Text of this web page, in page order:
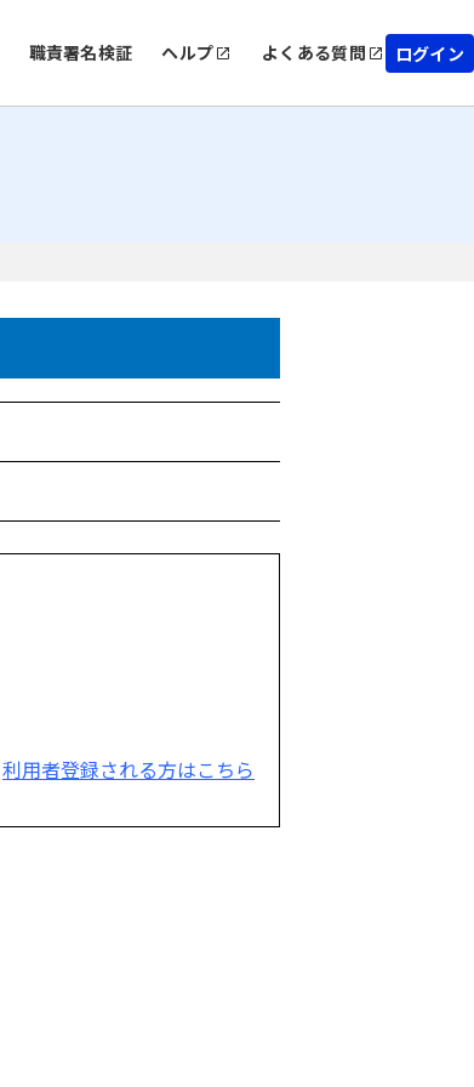
職責署名検証 ヘルプ よくある質問 ログイン
利用者登録される方はこちら